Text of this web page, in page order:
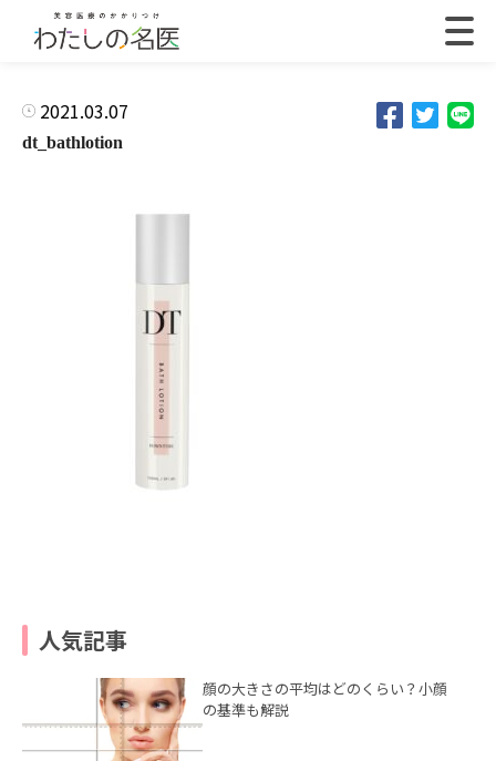
2021.03.07
dt_bathlotion
人気記事
顔の大きさの平均はどのくらい？小顔
の基準も解説